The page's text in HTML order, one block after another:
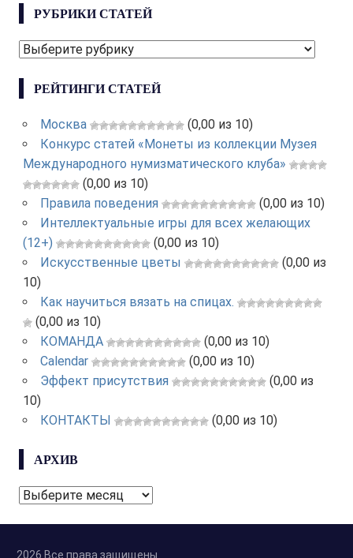
РУБРИКИ СТАТЕЙ
РУБРИКИ
РЕЙТИНГИ СТАТЕЙ
Москва
(0,00 из 10)
Конкурс статей «Монеты из коллекции Музея
Международного нумизматического клуба»
(0,00 из 10)
Правила поведения
(0,00 из 10)
Интеллектуальные игры для всех желающих
(12+)
(0,00 из 10)
Искусственные цветы
(0,00 из
10)
Как научиться вязать на спицах.
(0,00 из 10)
КОМАНДА
(0,00 из 10)
Calendar
(0,00 из 10)
Эффект присутствия
(0,00 из
10)
КОНТАКТЫ
(0,00 из 10)
АРХИВ
АРХИВ
2026 Все права защищены.